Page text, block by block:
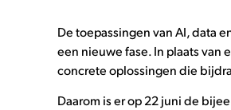
De toepassingen van AI, data
een nieuwe fase. In plaats
concrete oplossingen die
Daarom is er op 22 juni de